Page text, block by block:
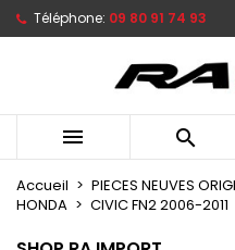
Téléphone: 09 80 91 74 93
 
Accueil PIECES NEUVES
HONDA
CIVIC FN2 2006-2011